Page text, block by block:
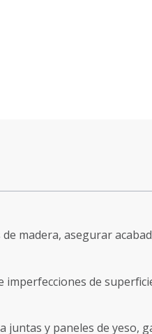
madera, asegurar
de
juntas y paneles de yeso,